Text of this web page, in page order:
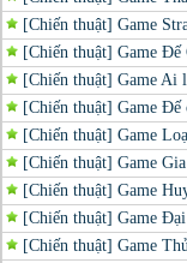
[Chiến thuật] Game
[Chiến thuật] Game
[Chiến thuật] Game Ai
[Chiến thuật] Game
[Chiến thuật] Game
[Chiến thuật] Game
[Chiến thuật] Game
[Chiến thuật] Game
[Chiến thuật] Game